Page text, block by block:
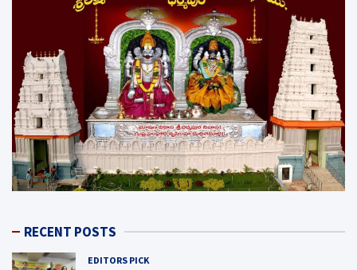
RECENT POSTS
EDITORS PICK